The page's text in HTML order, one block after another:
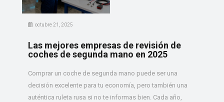
octubre 21, 2025
Las mejores empresas de revisión de
coches de segunda mano en 2025
Comprar un coche de segunda mano puede ser una
decisión excelente para tu economía, pero también una
auténtica ruleta rusa si no te informas bien. Cada año,